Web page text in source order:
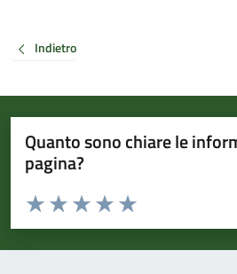
Indietro
Quanto sono chiare le
pagina?
Valuta da 1 a 5 stelle la pagina
Valuta 5 stelle su 5
Valuta 4 stelle su 5
Valuta 3 stelle su 5
Valuta 2 stelle su 5
Valuta 1 stelle su 5